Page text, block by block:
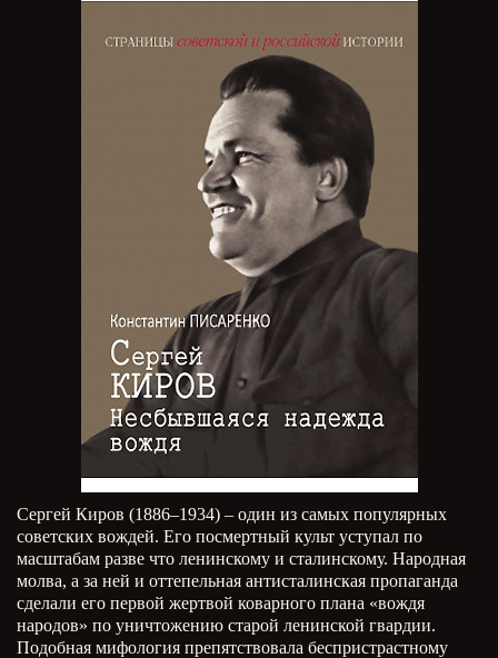
Сергей Киров (1886–1934) – один из самых популярных
советских вождей. Его посмертный культ уступал по
масштабам разве что ленинскому и сталинскому. Народная
молва, а за ней и оттепельная антисталинская пропаганда
сделали его первой жертвой коварного плана «вождя
народов» по уничтожению старой ленинской гвардии.
Подобная мифология препятствовала беспристрастному